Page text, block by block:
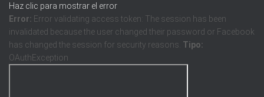
Haz clic para mostrar el error
Error: Error validating access token: The session has been
invalidated because the user changed their password or Facebook
has changed the session for security reasons. Tipo:
OAuthException